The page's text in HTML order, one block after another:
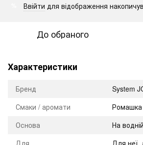
Ввійти для відображення
До обраного
Характеристики
Бренд
System
Смаки / аромати
Ромашка
Оснoва
На
Для
Для неї,